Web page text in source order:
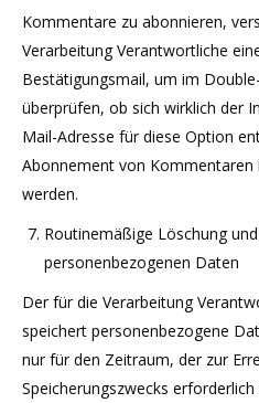
Kommentare zu abonnieren,
Verarbeitung Verantwortliche
Bestätigungsmail, um im
überprüfen, ob sich wirklich der
Mail-Adresse für diese Option
Abonnement von
werden.
Routinemäßige Löschung
personenbezogenen Daten
Der für die Verarbeitung
speichert personenbezogene
nur für den Zeitraum, der zur
Speicherungszwecks